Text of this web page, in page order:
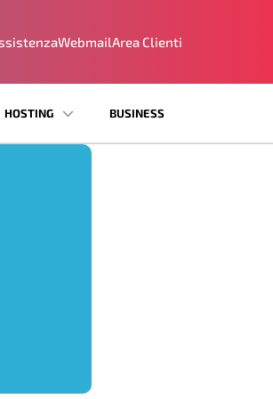
WebmailArea Clienti
HOSTING BUSINESS